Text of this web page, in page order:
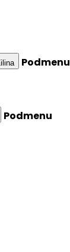
Podmenu
Podmenu